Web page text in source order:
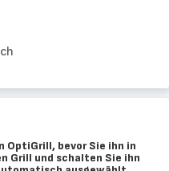
OptiGrill, bevor Sie ihn in
Grill und schalten Sie ihn